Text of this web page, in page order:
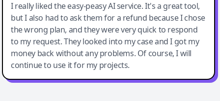
I really liked the easy-peasy AI service. It's a great tool,
but I also had to ask them for a refund because I chose
the wrong plan, and they were very quick to respond
to my request. They looked into my case and I got my
money back without any problems. Of course, I will
continue to use it for my projects.